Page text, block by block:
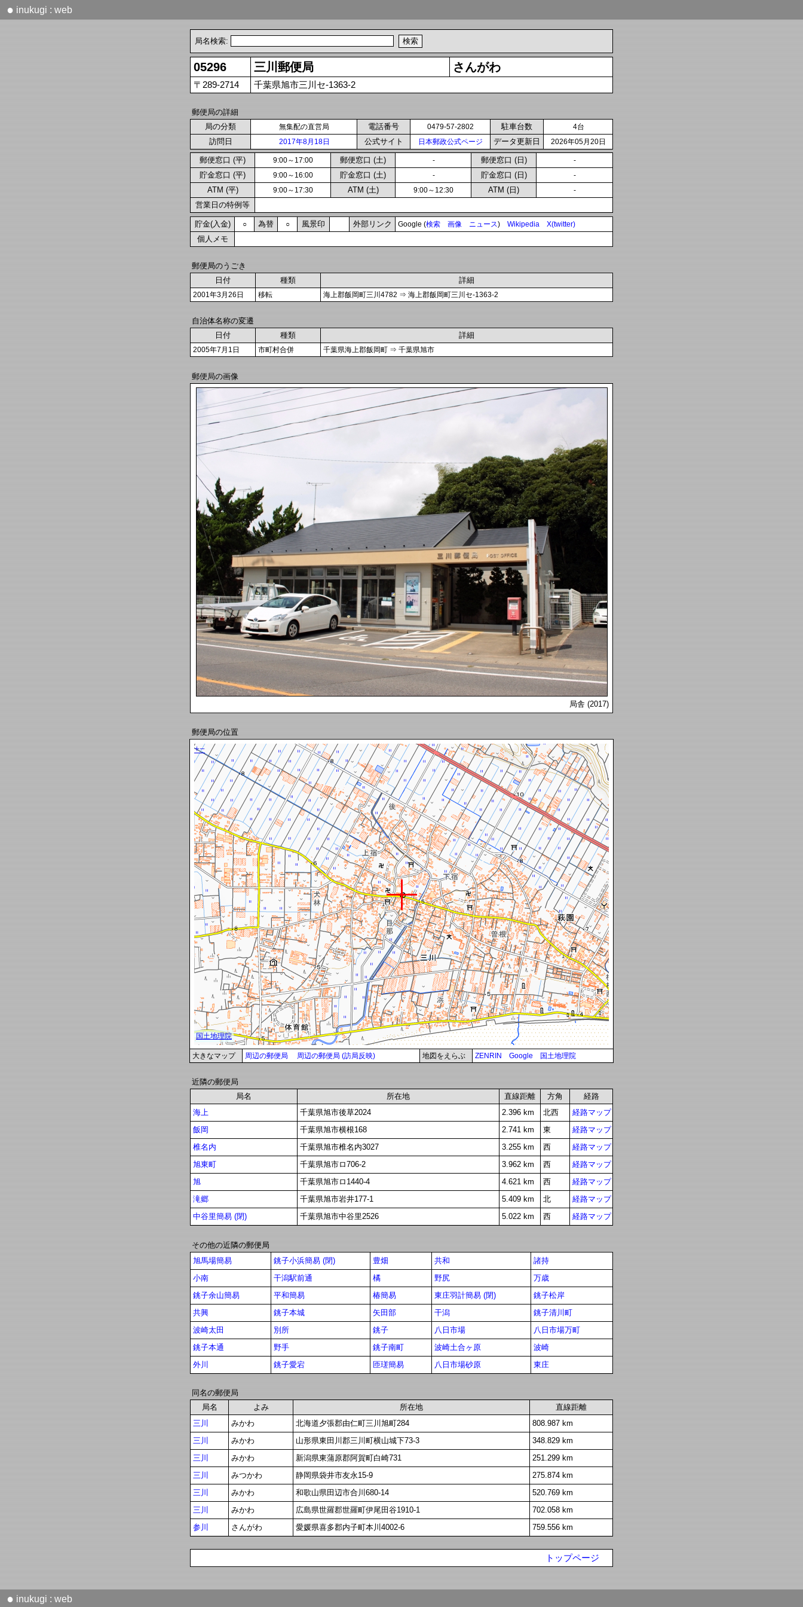
● inukugi : web
局名検索:
05296 三川郵便局 さんがわ
〒289-2714 千葉県旭市三川セ-1363-2
郵便局の詳細
局の分類
無集配の直営局 電話番号 0479-57-2802 駐車台数 4台
訪問日 2017年8月18日 公式サイト 日本郵政公式ページ データ更新日 2026年05月20日
郵便窓口 (平) 9:00～17:00 郵便窓口 (土) - 郵便窓口 (日) -
貯金窓口 (平) 9:00～16:00 貯金窓口 (土) - 貯金窓口 (日) -
ATM (平) 9:00～17:30 ATM (土) 9:00～12:30 ATM (日) -
営業日の特例等
貯金(入金) ○ 為替 ○ 風景印 外部リンク Google (検索 画像 ニュース) Wikipedia X(twitter)
個人メモ
郵便局のうごき
日付
種類 詳細
2001年3月26日 移転 海上郡飯岡町三川4782 ⇒ 海上郡飯岡町三川セ-1363-2
自治体名称の変遷
日付
種類 詳細
2005年7月1日 市町村合併 千葉県海上郡飯岡町 ⇒ 千葉県旭市
郵便局の画像
局舎 (2017)
郵便局の位置
大きなマップ 周辺の郵便局 周辺の郵便局 (訪局反映) 地図をえらぶ ZENRIN Google 国土地理院
近隣の郵便局
局名
所在地 直線距離 方角
経路
海上
千葉県旭市後草2024 2.396 km 北西
経路マップ
飯岡
千葉県旭市横根168 2.741 km 東
経路マップ
椎名内
千葉県旭市椎名内3027 3.255 km 西
経路マップ
旭東町
千葉県旭市ロ706-2 3.962 km 西
経路マップ
旭
千葉県旭市ロ1440-4 4.621 km 西
経路マップ
滝郷
千葉県旭市岩井177-1 5.409 km 北
経路マップ
中谷里簡易 (閉)
千葉県旭市中谷里2526 5.022 km 西 経路マップ
その他の近隣の郵便局
旭馬場簡易
銚子小浜簡易 (閉) 豊畑 共和
諸持
小南
干潟駅前通 橘 野尻
万歳
銚子余山簡易
平和簡易 椿簡易 東庄羽計簡易 (閉)
銚子松岸
共興
銚子本城 矢田部 干潟
銚子清川町
波崎太田
別所 銚子 八日市場
八日市場万町
銚子本通
野手 銚子南町 波崎土合ヶ原
波崎
外川
銚子愛宕 匝瑳簡易 八日市場砂原 東庄
同名の郵便局
局名
よみ 所在地
直線距離
三川
みかわ 北海道夕張郡由仁町三川旭町284
808.987 km
三川
みかわ 山形県東田川郡三川町横山城下73-3
348.829 km
三川
みかわ 新潟県東蒲原郡阿賀町白崎731
251.299 km
三川
みつかわ 静岡県袋井市友永15-9
275.874 km
三川
みかわ 和歌山県田辺市合川680-14
520.769 km
三川
みかわ 広島県世羅郡世羅町伊尾田谷1910-1
702.058 km
参川
さんがわ 愛媛県喜多郡内子町本川4002-6 759.556 km
トップページ
● inukugi : web